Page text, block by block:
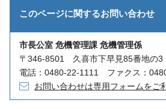
このページに関するお問い合わせ
市長公室 危機管理課 危機管理係
〒346-8501 久喜市下早見85番地の3
電話：0480-22-1111 ファクス：
お問い合わせは専用フォームをご